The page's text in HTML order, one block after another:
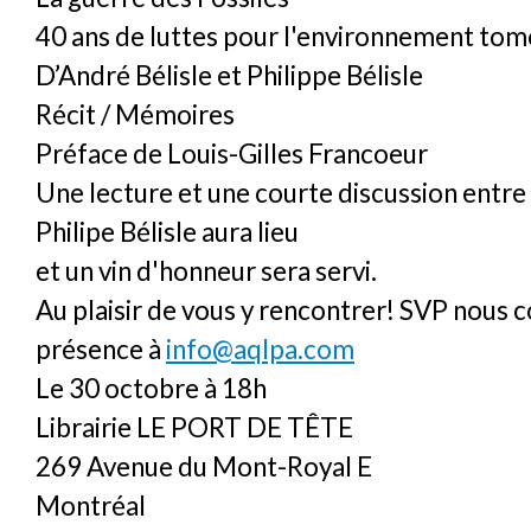
40 ans de luttes pour l'environnement
D’André Bélisle et Philippe Bélisle
Récit / Mémoires
Préface de Louis-Gilles Francoeur
Une lecture et une courte discussion
Philipe Bélisle aura lieu
et un vin d'honneur sera servi.
Au plaisir de vous y rencontrer! SVP nous
présence à info@aqlpa.com
Le 30 octobre à 18h
Librairie LE PORT DE TÊTE
269 Avenue du Mont-Royal E
Montréal